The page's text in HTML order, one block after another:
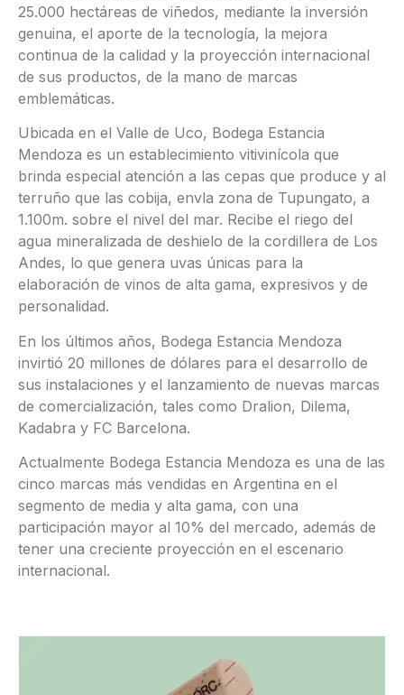
25.000 hectáreas de viñedos, mediante la inversión
genuina, el aporte de la tecnología, la mejora
continua de la calidad y la proyección internacional
de sus productos, de la mano de marcas
emblemáticas.
Ubicada en el Valle de Uco, Bodega Estancia
Mendoza es un establecimiento vitivinícola que
brinda especial atención a las cepas que produce y al
terruño que las cobija, envla zona de Tupungato, a
1.100m. sobre el nivel del mar. Recibe el riego del
agua mineralizada de deshielo de la cordillera de Los
Andes, lo que genera uvas únicas para la
elaboración de vinos de alta gama, expresivos y de
personalidad.
En los últimos años, Bodega Estancia Mendoza
invirtió 20 millones de dólares para el desarrollo de
sus instalaciones y el lanzamiento de nuevas marcas
de comercialización, tales como Dralion, Dilema,
Kadabra y FC Barcelona.
Actualmente Bodega Estancia Mendoza es una de las
cinco marcas más vendidas en Argentina en el
segmento de media y alta gama, con una
participación mayor al 10% del mercado, además de
tener una creciente proyección en el escenario
internacional.